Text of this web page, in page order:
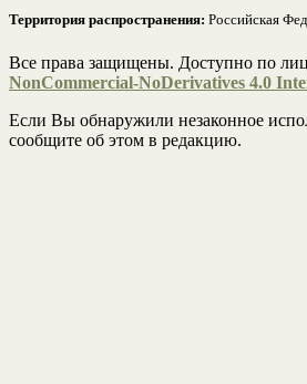
Территория распространения: Российская
Все права защищены. Доступно по
NonCommercial-NoDerivatives 4.0
Если Вы обнаружили незаконное
сообщите об этом в редакцию.